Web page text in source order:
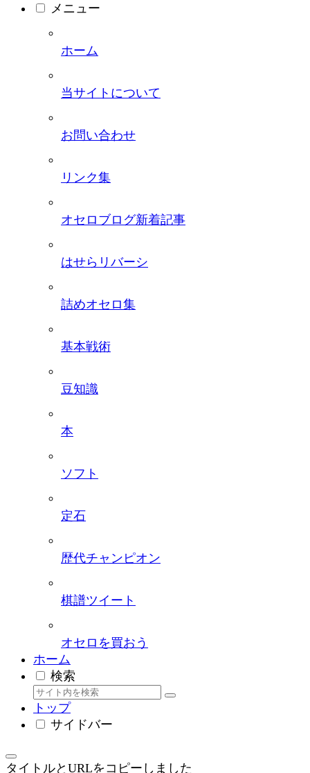
メニュー
ホーム
当サイトについて
お問い合わせ
リンク集
オセロブログ新着記事
はせらリバーシ
詰めオセロ集
基本戦術
豆知識
本
ソフト
定石
歴代チャンピオン
棋譜ツイート
オセロを買おう
ホーム
検索
トップ
サイドバー
タイトルとURLをコピーしました